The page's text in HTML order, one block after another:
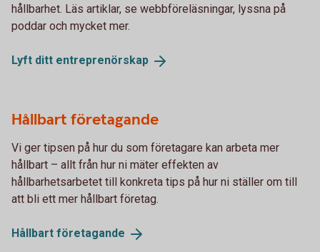
hållbarhet. Läs artiklar, se webbföreläsningar, lyssna på
poddar och mycket mer.
Lyft ditt entreprenörskap
Hållbart företagande
Vi ger tipsen på hur du som företagare kan arbeta mer
hållbart – allt från hur ni mäter effekten av
hållbarhetsarbetet till konkreta tips på hur ni ställer om till
att bli ett mer hållbart företag.
Hållbart företagande